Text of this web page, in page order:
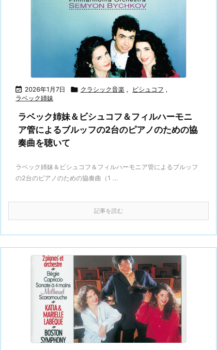
 2026年1月7日  クラシック音楽 , ビシュコフ ,
ラベック姉妹
ラベック姉妹＆ビシュコフ＆フィルハーモニ
ア管によるブルッフの2台のピアノのための協
奏曲を聴いて
ラベック姉妹＆ビシュコフ＆フィルハーモニア管によるブルッフ
の2台のピアノのための協奏曲（1 ...
記事を読む